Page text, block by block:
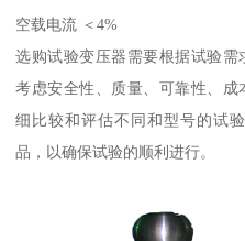
空载电流 ＜4%
选购试验变压器需要根据试验
考虑安全性、质量、可靠性、
细比较和评估不同和型号的试
品，以确保试验的顺利进行。